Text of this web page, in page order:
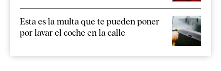
Esta es la multa que te pueden poner
por lavar el coche en la calle